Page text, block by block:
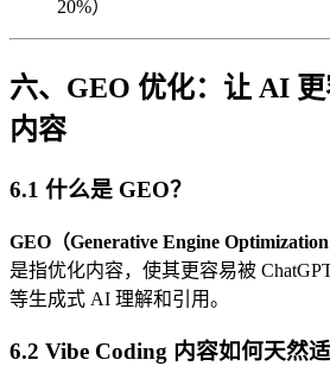
20%）
六、GEO 优化：让 AI
内容
6.1 什么是 GEO？
GEO（Generative Engine
是指优化内容，使其更容易被
等生成式 AI 理解和引用。
6.2 Vibe Coding 内容如何天然